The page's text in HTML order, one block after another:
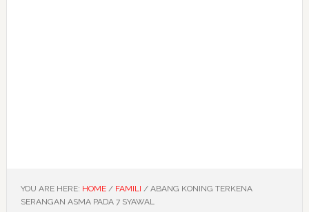
YOU ARE HERE: HOME / FAMILI /ABANG KONING TERKENA
SERANGAN ASMA PADA 7 SYAWAL